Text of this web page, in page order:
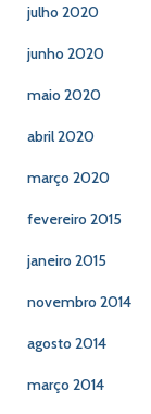
julho 2020
junho 2020
maio 2020
abril 2020
março 2020
fevereiro 2015
janeiro 2015
novembro 2014
agosto 2014
março 2014